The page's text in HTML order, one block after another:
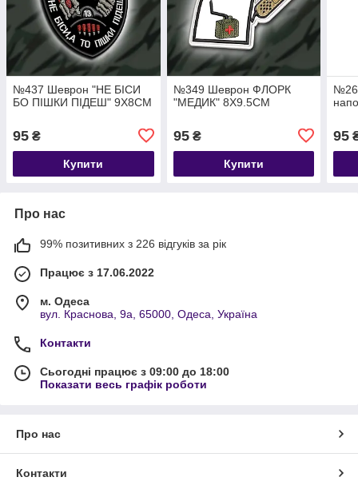
№437 Шеврон "НЕ БІСИ
БО ПІШКИ ПІДЕШ" 9Х8СМ
95 ₴
Купити
№349 Шеврон ФЛОРК
"МЕДИК" 8Х9.5СМ
95₴
Купити
95
Про нас
99% позитивних з 226 відгуків за рік
Працює з 17.06.2022
м. Одеса
вул. Краснова, 9а, 65000, Одеса, Україна
Контакти
Сьогодні працює з 09:00 до 18:00
Показати весь графік роботи
Про нас
Контакти